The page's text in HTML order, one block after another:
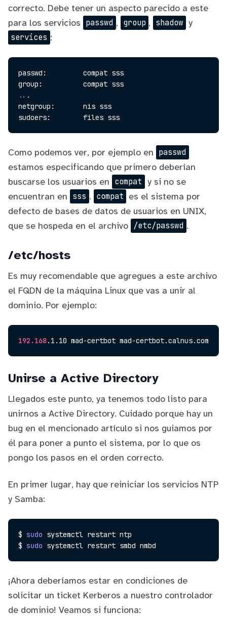
correcto. Debe tener un aspecto parecido a este
para los servicios passwd , group , shadow y
services :
passwd:         compat sss
.. .
netgroup:       nis sss
Como podemos ver, por ejemplo en passwd
estamos especificando que primero deberían
buscarse los usuarios en compat y si no se
encuentran en sss . compat es el sistema por
defecto de bases de datos de usuarios en UNIX,
que se hospeda en el archivo /etc/passwd .
/etc/hosts
Es muy recomendable que agregues a este archivo
el FQDN de la máquina Linux que vas a unir al
dominio. Por ejemplo:
192.168
Unirse a Active Directory
Llegados este punto, ya tenemos todo listo para
unirnos a Active Directory. Cuidado porque hay un
bug en el mencionado artículo si nos guiamos por
él para poner a punto el sistema, por lo que os
pongo los pasos en el orden correcto.
En primer lugar, hay que reiniciar los servicios NTP
y Samba:
$ sudo systemctl restart ntp
$ sudo
¡Ahora deberíamos estar en condiciones de
solicitar un ticket Kerberos a nuestro controlador
de dominio! Veamos si funciona: